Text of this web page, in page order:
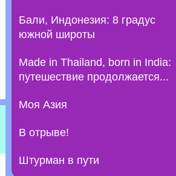
Бали, Индонезия: 8 градус
южной широты
Made in Thailand, born in India:
путешествие продолжается...
Моя Азия
В отрыве!
Штурман в пути